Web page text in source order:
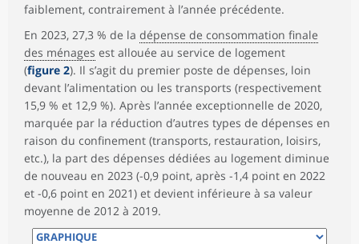
faiblement, contrairement à l’année précédente.
En 2023, 27,3 % de la dépense de consommation finale
des ménages est allouée au service de logement
(figure 2). Il s’agit du premier poste de dépenses, loin
devant l’alimentation ou les transports (respectivement
15,9 % et 12,9 %). Après l’année exceptionnelle de 2020,
marquée par la réduction d’autres types de dépenses en
raison du confinement (transports, restauration, loisirs,
etc.), la part des dépenses dédiées au logement diminue
de nouveau en 2023 (-0,9 point, après -1,4 point en 2022
et -0,6 point en 2021) et devient inférieure à sa valeur
moyenne de 2012 à 2019.